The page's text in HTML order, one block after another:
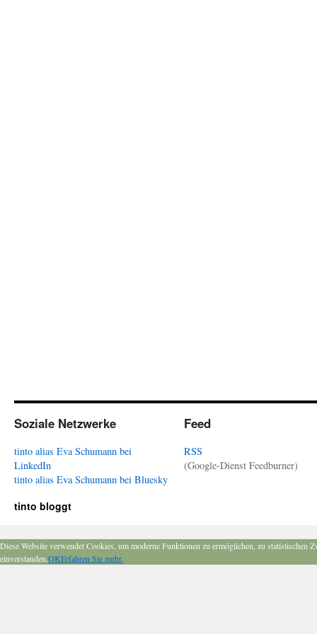
Soziale Netzwerke
tinto alias Eva Schumann bei
LinkedIn
tinto alias Eva Schumann bei Bluesky
Feed
RSS
(Google-Dienst Feedburner)
tinto bloggt
Diese Website verwendet Cookies, um moderne Funktionen zu ermöglichen, zu
einverstanden.OKErfahren Sie mehr.